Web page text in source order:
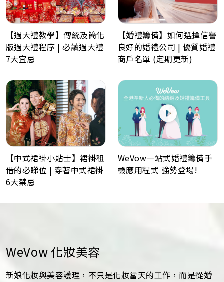
【過大禮教學】傳統及簡化
版過大禮程序 | 必讀過大禮
7大宜忌
【婚禮籌備】如何選擇信譽
良好的婚禮公司 | 優質婚禮
商戶名單 (定期更新)
【中式裙褂小貼士】裙褂租
借的必睇位 | 穿著中式裙褂
6大禁忌
WeVow一站式婚禮籌備手
機應用程式 強勢登場!
WeVow 化妝美容
新娘化妝與美容護理，不只是化妝當天的工作，而是從婚